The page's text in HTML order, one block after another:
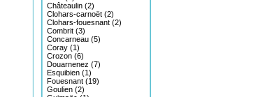
Châteaulin (2)
Clohars-carnoët (2)
Clohars-fouesnant (2)
Combrit (3)
Concarneau (5)
Coray (1)
Crozon (6)
Douarnenez (7)
Esquibien (1)
Fouesnant (19)
Goulien (2)